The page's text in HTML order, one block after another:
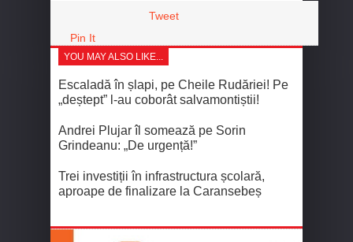
Tweet
Pin It
YOU MAY ALSO LIKE...
Escaladă în șlapi, pe Cheile Rudăriei! Pe
„deștept” l-au coborât salvamontiștii!
Andrei Plujar îl somează pe Sorin
Grindeanu: „De urgență!”
Trei investiții în infrastructura școlară,
aproape de finalizare la Caransebeș